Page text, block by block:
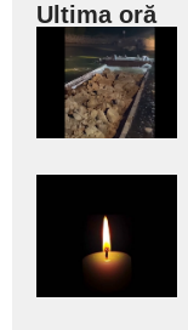
Ultima oră
Adaugă
aici textul
pentru
subtitlu
aici textul
pentru
subtitlu